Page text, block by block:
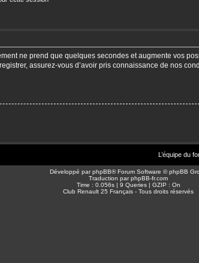
ne prend que quelques secondes et augmente vos
assurez-vous d’avoir pris connaissance de nos
L’équipe du
Développé parphpBB® Forum Software © phpBB
Traduction parphpBB-fr.com
Time : 0.056s | 9 Queries | GZIP : On
Club Renault 25 Français - Tous droits réservés